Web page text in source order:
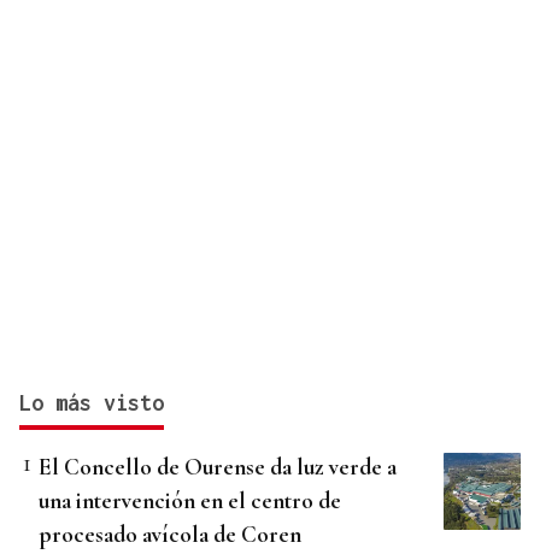
Lo más visto
El Concello de Ourense da luz verde a
una intervención en el centro de
procesado avícola de Coren